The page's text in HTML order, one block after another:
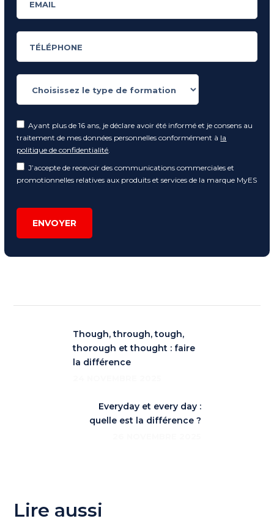
Ayant plus de 16 ans, je déclare avoir été informé et je consens au
traitement de mes données personnelles conformément à la
politique de confidentialité.
J’accepte de recevoir des communications commerciales et
promotionnelles relatives aux produits et services de la marque MyES
ENVOYER
Though, through, tough,
thorough et thought : faire
la différence
Everyday et every day :
quelle est la différence ?
Lire aussi